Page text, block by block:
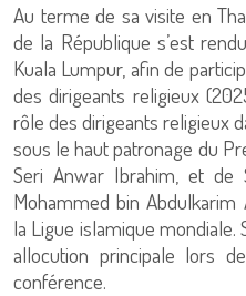
Au terme de sa visite en
de la République s’est
Kuala Lumpur, afin de
des dirigeants religieux
rôle des dirigeants religieux
sous le haut patronage du
Seri Anwar Ibrahim, et de
Mohammed bin
la Ligue islamique mondiale.
allocution principale lors
conférence.